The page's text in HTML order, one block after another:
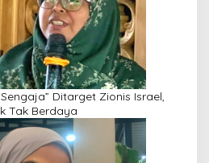
Ditarget Zionis Israel,
Tak Berdaya